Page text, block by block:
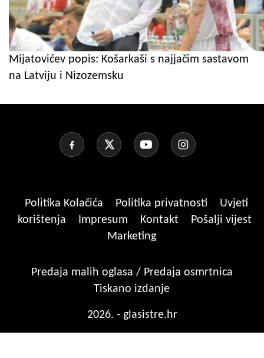
Mijatovićev popis: Košarkaši s najjačim sastavom
na Latviju i Nizozemsku
Politika Kolačića Politika privatnosti
Uvjeti
korištenja
Impresum Kontakt
Pošalji vijest
Marketing
Predaja malih oglasa / Predaja osmrtnica
Tiskano izdanje
2026. - glasistre.hr